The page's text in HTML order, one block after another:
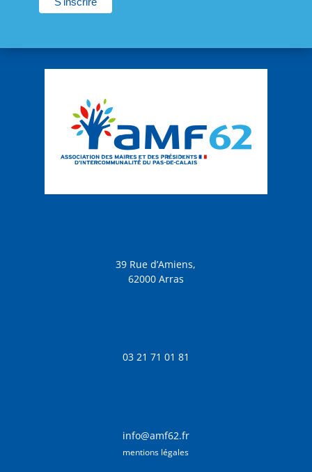
39 Rue d’Amiens,
62000 Arras
03 21 71 01 81
info@amf62.fr
mentions légales